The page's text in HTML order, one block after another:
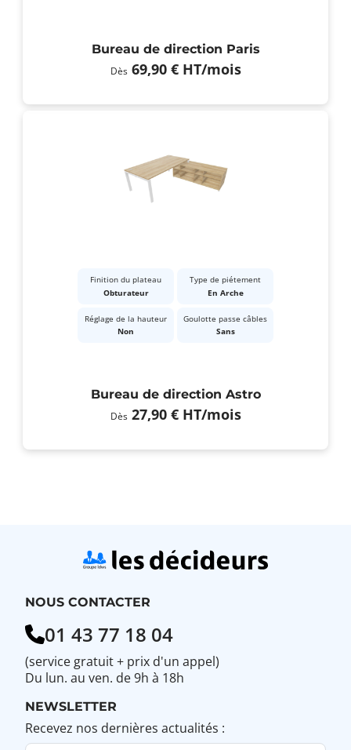
Bureau de direction Paris
Dès 69,90 € HT/mois
Finition du plateau
Obturateur
Type de piétement
En Arche
Réglage de la hauteur
Non
Goulotte passe câbles
Sans
Bureau de direction Astro
Dès 27,90 € HT/mois
NOUS CONTACTER
01 43 77 18 04
(service gratuit + prix d'un appel)
Du lun. au ven. de 9h à 18h
NEWSLETTER
Recevez nos dernières actualités :